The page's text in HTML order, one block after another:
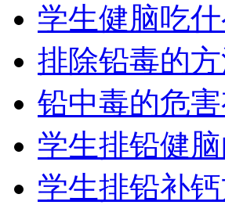
学生健脑吃
排除铅毒的
铅中毒的危
学生排铅健
学生排铅补